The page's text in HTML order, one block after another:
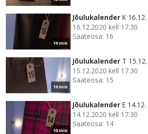
10 min
Jõulukalender K 16.12.
16.12.2020 kell 17.30
Saateosa: 16
10 min
Jõulukalender T 15.12.
15.12.2020 kell 17.30
Saateosa: 15
10 min
Jõulukalender E 14.12.
14.12.2020 kell 17.30
Saateosa: 14